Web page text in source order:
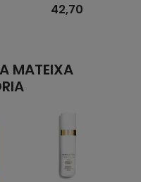
42,70
MATEIXA